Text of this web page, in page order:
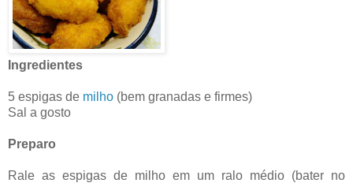
Ingredientes
5 espigas de milho (bem granadas e firmes)
Sal a gosto
Preparo
Rale as espigas de milho em um ralo médio (bater no